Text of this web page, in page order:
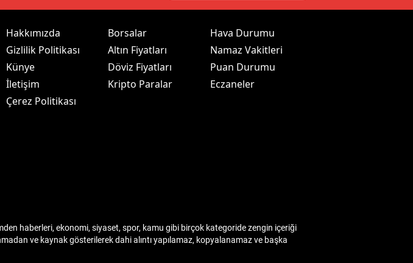
Hakkımızda
Gizlilik Politikası
Künye
İletişim
Çerez Politikası
Borsalar
Altın Fiyatları
Döviz Fiyatları
Kripto Paralar
Hava Durumu
Namaz Vakitleri
Puan Durumu
Eczaneler
haberleri, ekonomi, siyaset, spor, kamu gibi birçok kategoride zengin içeriği
ve kaynak gösterilerek dahi alıntı yapılamaz, kopyalanamaz ve başka